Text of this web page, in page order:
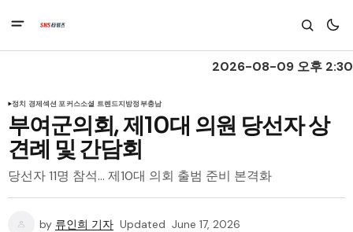
2026-08-09 오후 2:30
정치 경제섹션 포커스소셜 트렌드지방정부충남
부여군의회, 제10대 의원 당선자 상
견례 및 간담회
당선자 11명 참석... 제10대 의회 출범 준비 본격화
by 류인희 기자 Updated June 17, 2026